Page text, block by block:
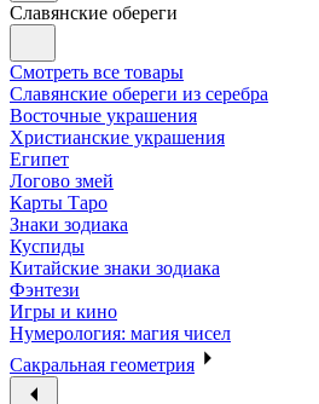
Славянские обереги
Смотреть все товары
Славянские обереги из серебра
Восточные украшения
Христианские украшения
Египет
Логово змей
Карты Таро
Знаки зодиака
Куспиды
Китайские знаки зодиака
Фэнтези
Игры и кино
Нумерология: магия чисел
Сакральная геометрия